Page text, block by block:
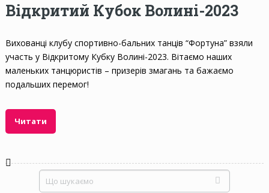
Відкритий Кубок Волині-2023
Вихованці клубу спортивно-бальних танців “Фортуна” взяли
участь у Відкритому Кубку Волині-2023. Вітаємо наших
маленьких танцюристів – призерів змагань та бажаємо
подальших перемог!
Читати